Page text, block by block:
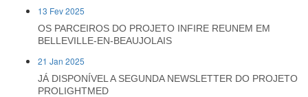
13 Fev 2025
OS PARCEIROS DO PROJETO INFIRE REUNEM EM
BELLEVILLE-EN-BEAUJOLAIS
21 Jan 2025
JÁ DISPONÍVEL A SEGUNDA NEWSLETTER DO PROJETO
PROLIGHTMED